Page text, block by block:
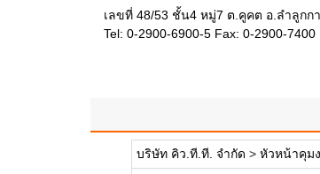
เลขที่ 48/53 ชั้น4 หมู่7 ต.คูคต อ.ลำลูกก
Tel: 0-2900-6900-5 Fax: 0-2900-7400
บริษัท คิว.ที.ที. จำกัด > หัวหน้าคุม